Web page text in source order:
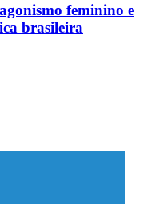
feminino e
brasileira